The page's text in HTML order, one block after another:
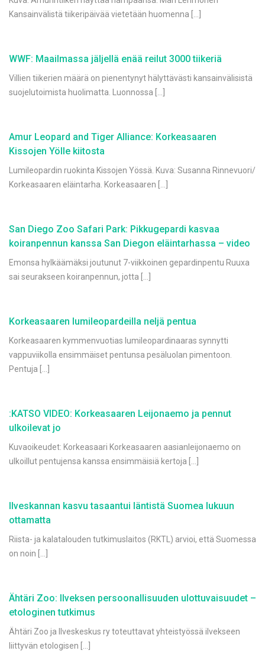
Kansainvälistä tiikeripäivää vietetään huomenna […]
WWF: Maailmassa jäljellä enää reilut 3000 tiikeriä
Villien tiikerien määrä on pienentynyt hälyttävästi kansainvälisistä
suojelutoimista huolimatta. Luonnossa […]
Amur Leopard and Tiger Alliance: Korkeasaaren
Kissojen Yölle kiitosta
Lumileopardin ruokinta Kissojen Yössä. Kuva: Susanna Rinnevuori/
Korkeasaaren eläintarha. Korkeasaaren […]
San Diego Zoo Safari Park: Pikkugepardi kasvaa
koiranpennun kanssa San Diegon eläintarhassa – video
Emonsa hylkäämäksi joutunut 7-viikkoinen gepardinpentu Ruuxa
sai seurakseen koiranpennun, jotta […]
Korkeasaaren lumileopardeilla neljä pentua
Korkeasaaren kymmenvuotias lumileopardinaaras synnytti
vappuviikolla ensimmäiset pentunsa pesäluolan pimentoon.
Pentuja […]
:KATSO VIDEO: Korkeasaaren Leijonaemo ja pennut
ulkoilevat jo
Kuvaoikeudet: Korkeasaari Korkeasaaren aasianleijonaemo on
ulkoillut pentujensa kanssa ensimmäisiä kertoja […]
Ilveskannan kasvu tasaantui läntistä Suomea lukuun
ottamatta
Riista- ja kalatalouden tutkimuslaitos (RKTL) arvioi, että Suomessa
on noin […]
Ähtäri Zoo: Ilveksen persoonallisuuden ulottuvaisuudet –
etologinen tutkimus
Ähtäri Zoo ja Ilveskeskus ry toteuttavat yhteistyössä ilvekseen
liittyvän etologisen […]